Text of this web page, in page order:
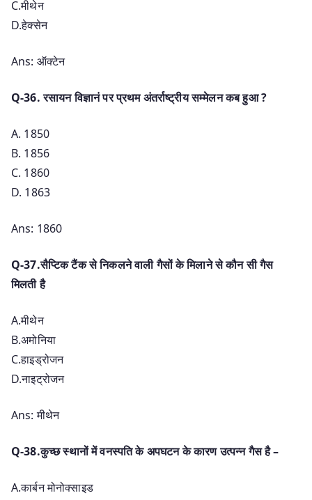
C.मीथेन
D.हेक्सेन
Ans: ऑक्टेन
Q-36. रसायन विज्ञानं पर प्रथम अंतर्राष्ट्रीय सम्मेलन कब हुआ ?
A. 1850
B. 1856
C. 1860
D. 1863
Ans: 1860
Q-37.सैप्टिक टैंक से निकलने वाली गैसों के मिलाने से कौन सी गैस
मिलती है
A.मीथेन
B.अमोनिया
C.हाइड्रोजन
D.नाइट्रोजन
Ans: मीथेन
Q-38.कुच्छ स्थानों में वनस्पति के अपघटन के कारण उत्पन्न गैस है –
A.कार्बन मोनोक्साइड